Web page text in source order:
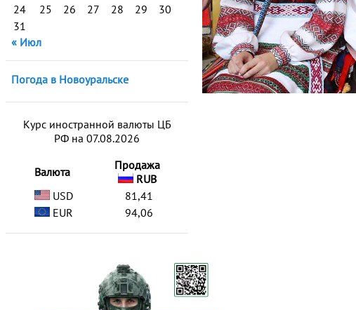
24
25 26 27 28 29
30
31
« Июл
Погода в Новоуральске
Курс иностранной валюты ЦБ
РФ на 07.08.2026
Валюта
Продажа
RUB
USD
81,41
EUR
94,06